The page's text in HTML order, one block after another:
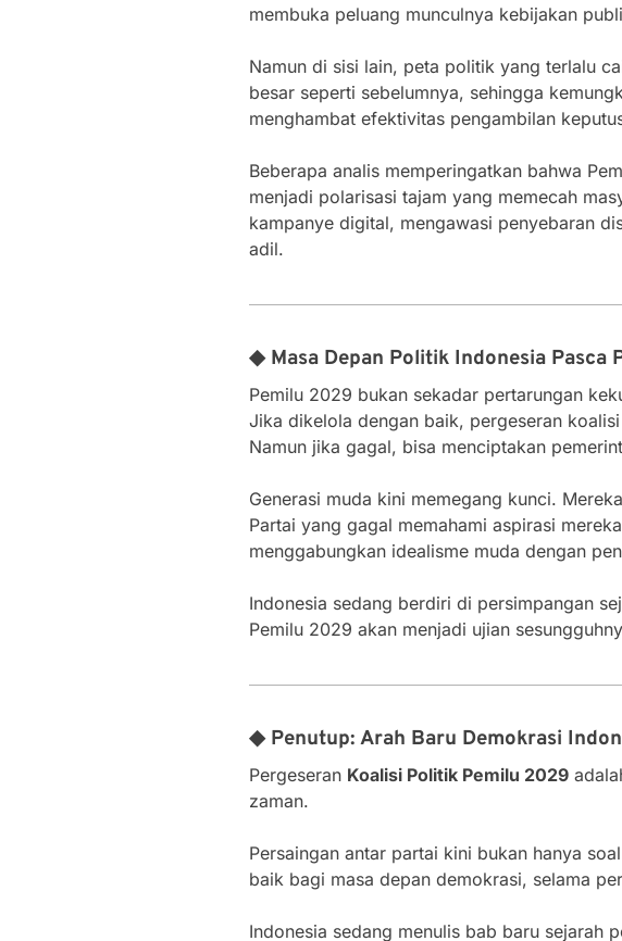
membuka peluang munculnya kebijakan
Namun di sisi lain, peta politik yang terlalu
besar seperti sebelumnya, sehingga
menghambat efektivitas pengambilan
Beberapa analis memperingatkan bahwa
menjadi polarisasi tajam yang memecah
kampanye digital, mengawasi penyebaran
adil.
◆ Masa Depan Politik Indonesia Pasca
Pemilu 2029 bukan sekadar pertarungan
Jika dikelola dengan baik, pergeseran
Namun jika gagal, bisa menciptakan
Generasi muda kini memegang kunci.
Partai yang gagal memahami aspirasi
menggabungkan idealisme muda dengan
Indonesia sedang berdiri di persimpangan
Pemilu 2029 akan menjadi ujian
◆ Penutup: Arah Baru Demokrasi
Pergeseran Koalisi Politik Pemilu 2029
zaman.
Persaingan antar partai kini bukan hanya
baik bagi masa depan demokrasi, selama
Indonesia sedang menulis bab baru sejarah